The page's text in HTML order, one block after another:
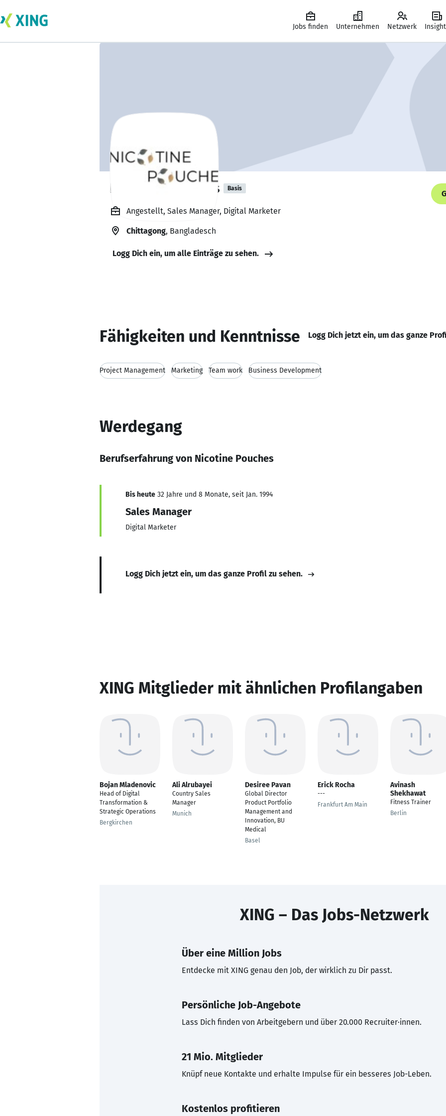
Jobs finden Unternehmen Netzwerk
Nicotine Pouches Basis
Angestellt, Sales Manager, Digital Marketer
Chittagong, Bangladesch
Logg Dich ein, um alle Einträge zu sehen.
Fähigkeiten und Kenntnisse Logg Dich jetzt ein, um das ganze
Project Management Marketing Team work Business Development
Werdegang
Berufserfahrung von Nicotine Pouches
Bis heute 32 Jahre und 8 Monate, seit Jan. 1994
Sales Manager
Digital Marketer
Logg Dich jetzt ein, um das ganze Profil zu sehen.
XING Mitglieder mit ähnlichen Profilangaben
Bojan Mladenovic
Head of Digital
Transformation &
Strategic Operations
Bergkirchen
Ali Alrubayei
Country Sales
Manager
Munich
Desiree Pavan
Global Director
Product Portfolio
Management and
Innovation, BU
Medical
Basel
Erick Rocha
---
Frankfurt Am Main
Avinash
Shekhawat
Fitness Trainer
Berlin
XING – Das Jobs-Netzwerk
Über eine Million Jobs
Entdecke mit XING genau den Job, der wirklich zu Dir passt.
Persönliche Job-Angebote
Lass Dich finden von Arbeitgebern und über 20.000 Recruiter·innen.
21 Mio. Mitglieder
Knüpf neue Kontakte und erhalte Impulse für ein besseres Job-Leben.
Kostenlos profitieren